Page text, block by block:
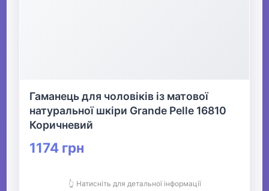
Гаманець для чоловіків із матової
натуральної шкіри Grande Pelle 16810
Коричневий
1174 грн
👆 Натисніть для детальної інформації